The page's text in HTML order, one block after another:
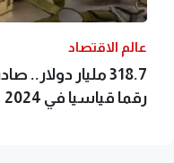
عالم الاقتصاد
318.7 مليار
رقما قياسيا في 2024